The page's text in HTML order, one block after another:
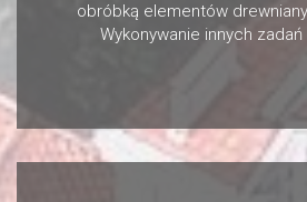
obróbką elementów
Wykonywanie innych